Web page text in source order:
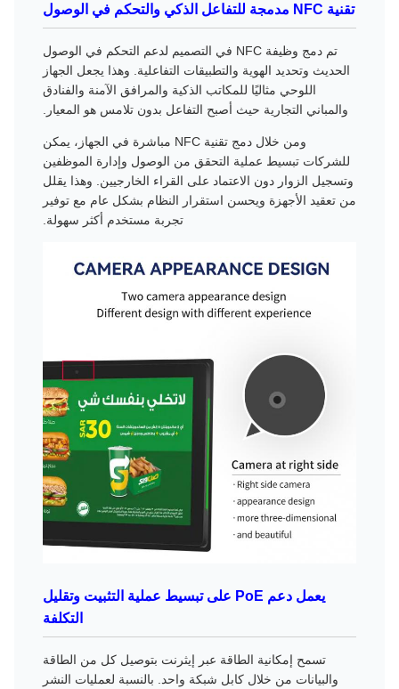
تقنية NFC مدمجة للتفاعل الذكي والتحكم في الوصول
تم دمج وظيفة NFC في التصميم لدعم التحكم في الوصول
الحديث وتحديد الهوية والتطبيقات التفاعلية. وهذا يجعل الجهاز
اللوحي مثاليًا للمكاتب الذكية والمرافق الآمنة والفنادق
والمباني التجارية حيث أصبح التفاعل بدون تلامس هو المعيار.
ومن خلال دمج تقنية NFC مباشرة في الجهاز، يمكن
للشركات تبسيط عملية التحقق من الوصول وإدارة الموظفين
وتسجيل الزوار دون الاعتماد على القراء الخارجيين. وهذا يقلل
من تعقيد الأجهزة ويحسن استقرار النظام بشكل عام مع توفير
تجربة مستخدم أكثر سهولة.
يعمل دعم PoE على تبسيط عملية التثبيت وتقليل
التكلفة
تسمح إمكانية الطاقة عبر إيثرنت بتوصيل كل من الطاقة
والبيانات من خلال كابل شبكة واحد. بالنسبة لعمليات النشر